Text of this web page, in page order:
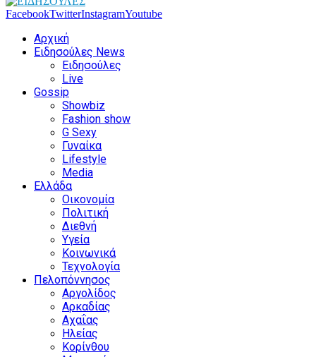
FacebookTwitterInstagramYoutube
Αρχική
Ειδησούλες News
Ειδησούλες
Live
Gossip
Showbiz
Fashion show
G Sexy
Γυναίκα
Lifestyle
Media
Ελλάδα
Οικονομία
Πολιτική
Διεθνή
Υγεία
Κοινωνικά
Τεχνολογία
Πελοπόννησος
Αργολίδος
Αρκαδίας
Αχαΐας
Ηλείας
Κορίνθου